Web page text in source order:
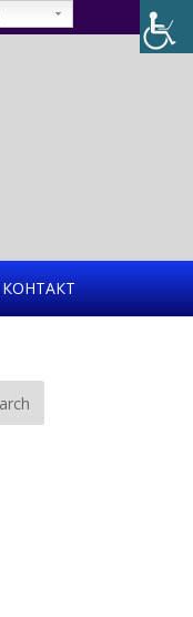
КОНТАКТ